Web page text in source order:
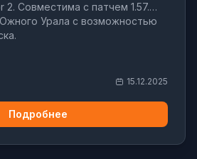
2. Совместима с патчем 1.57.
Урала с возможностью
15.12.2025
Подробнее